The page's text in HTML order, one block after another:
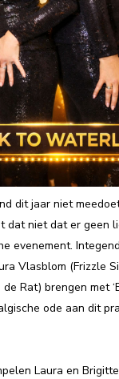
dit jaar niet
dat niet dat er geen
evenement.
Vlasblom (Frizzle
Rat) brengen met
ode aan dit
Laura en